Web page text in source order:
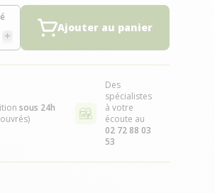
Ajouter au panier
sous 24h
Des
spécialistes
à votre
écoute au
02 72 88 03
53